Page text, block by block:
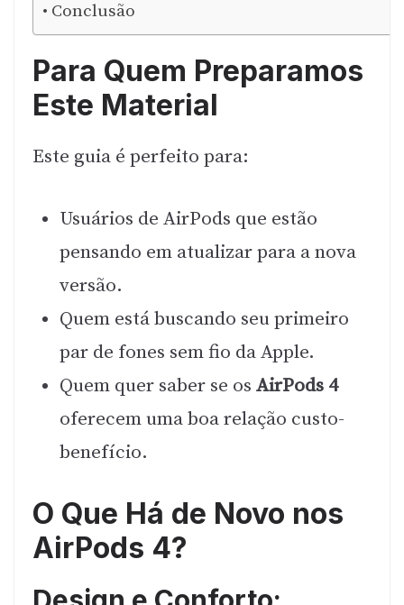
Conclusão
Para Quem Preparamos
Este Material
Este guia é perfeito para:
Usuários de AirPods que estão
pensando em atualizar para a nova
versão.
Quem está buscando seu primeiro
par de fones sem fio da Apple.
Quem quer saber se os AirPods 4
oferecem uma boa relação custo-
benefício.
O Que Há de Novo nos
AirPods 4?